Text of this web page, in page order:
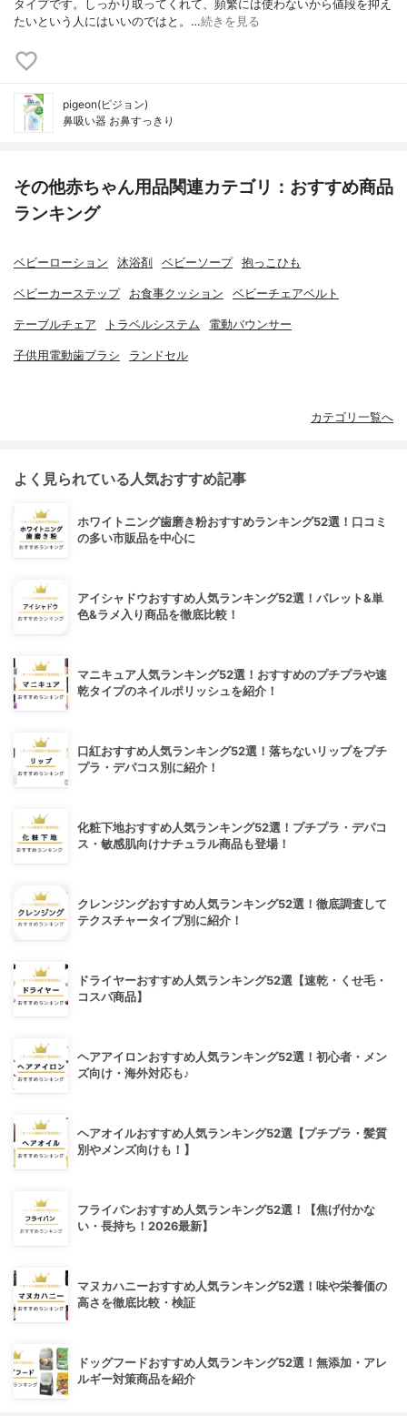
タイプです。しっかり取ってくれて、頻繁には使わないから値段を抑え
たいという人にはいいのではと。…続きを見る
pigeon(ピジョン)
鼻吸い器 お鼻すっきり
その他赤ちゃん用品関連カテゴリ：おすすめ商品
ランキング
ベビーローション 沐浴剤 ベビーソープ 抱っこひも
ベビーカーステップ お食事クッション ベビーチェアベルト
テーブルチェア トラベルシステム 電動バウンサー
子供用電動歯ブラシ ランドセル
カテゴリ一覧へ
よく見られている人気おすすめ記事
ホワイトニング歯磨き粉おすすめランキング52選！口コミ
の多い市販品を中心に
アイシャドウおすすめ人気ランキング52選！パレット&単
色&ラメ入り商品を徹底比較！
マニキュア人気ランキング52選！おすすめのプチプラや速
乾タイプのネイルポリッシュを紹介！
口紅おすすめ人気ランキング52選！落ちないリップをプチ
プラ・デパコス別に紹介！
化粧下地おすすめ人気ランキング52選！プチプラ・デパコ
ス・敏感肌向けナチュラル商品も登場！
クレンジングおすすめ人気ランキング52選！徹底調査して
テクスチャータイプ別に紹介！
ドライヤーおすすめ人気ランキング52選【速乾・くせ毛・
コスパ商品】
ヘアアイロンおすすめ人気ランキング52選！初心者・メン
ズ向け・海外対応も♪
ヘアオイルおすすめ人気ランキング52選【プチプラ・髪質
別やメンズ向けも！】
フライパンおすすめ人気ランキング52選！【焦げ付かな
い・長持ち！2026最新】
マヌカハニーおすすめ人気ランキング52選！味や栄養価の
高さを徹底比較・検証
ドッグフードおすすめ人気ランキング52選！無添加・アレ
ルギー対策商品を紹介